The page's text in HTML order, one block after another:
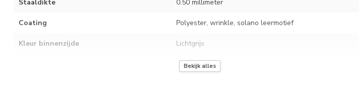
Staaldikte 0.50 millimeter
Coating Polyester, wrinkle, solano leermotief
Kleur binnenzijde Lichtgrijs
Eindafsluiter voor halfrond nokstuk
Bekijk alles